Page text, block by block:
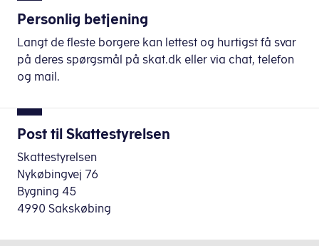
Personlig betjening
Langt de fleste borgere kan lettest og hurtigst få svar
på deres spørgsmål på skat.dk eller via chat, telefon
og mail.
Post til Skattestyrelsen
Skattestyrelsen
Nykøbingvej 76
Bygning 45
4990 Sakskøbing